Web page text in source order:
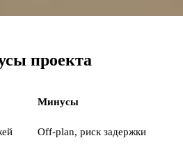
проекта
Минусы
Off-plan, риск задержки